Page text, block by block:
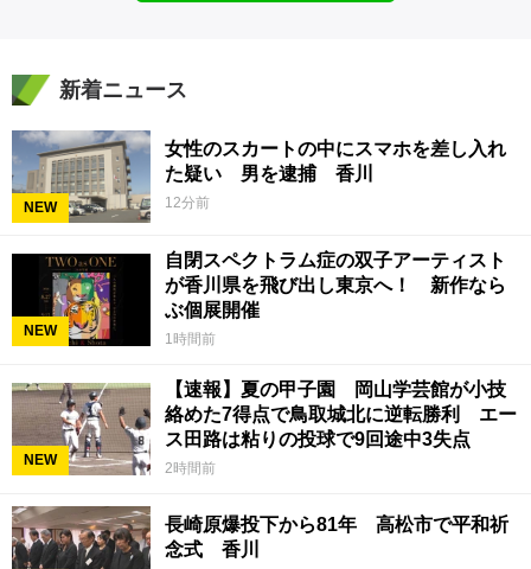
新着ニュース
NEW
女性のスカートの中にスマホを差し入れ
た疑い 男を逮捕 香川
12分前
NEW
自閉スペクトラム症の双子アーティスト
が香川県を飛び出し東京へ！ 新作なら
ぶ個展開催
1時間前
NEW
【速報】夏の甲子園 岡山学芸館が小技
絡めた7得点で鳥取城北に逆転勝利 エー
ス田路は粘りの投球で9回途中3失点
2時間前
長崎原爆投下から81年 高松市で平和祈
念式 香川